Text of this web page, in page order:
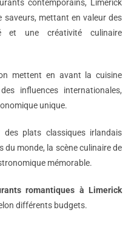
contemporains, Limerick
saveurs, mettant en valeur des
et une créativité culinaire
mettent en avant la cuisine
influences internationales,
unique.
plats classiques irlandais
du monde, la scène culinaire de
mémorable.
romantiques à Limerick
différents budgets.